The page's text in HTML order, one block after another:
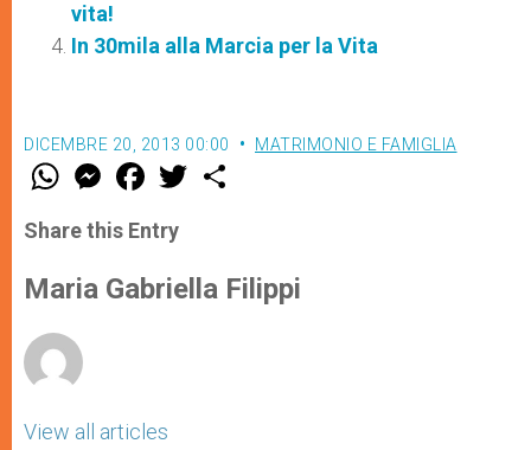
vita!
In 30mila alla Marcia per la Vita
DICEMBRE 20, 2013 00:00 MATRIMONIO E FAMIGLIA
W
t
s
p
p
M
e
s
e
g
e
F
a
e
b
o
k
w
r
Share this Entry
Maria Gabriella Filippi
View all articles